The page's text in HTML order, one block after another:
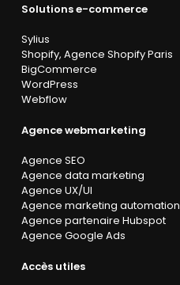
Solutions e-commerce
Sylius
Shopify, Agence Shopify Paris
BigCommerce
WordPress
Webflow
Agence webmarketing
Agence SEO
Agence data marketing
Agence UX/UI
Agence marketing automation
Agence partenaire Hubspot
Agence Google Ads
Accès utiles